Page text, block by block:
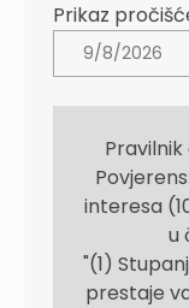
Prikaz
interesa
u
"(1)
prestaje